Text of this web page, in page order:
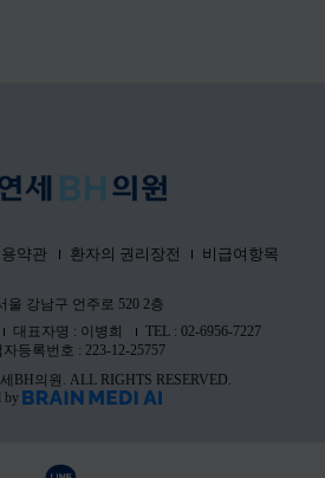
약관 환자의 권리장전 비급여항목
울 강남구 언주로 520 2층
대표자명 : 이병희
TEL : 02-6956-7227
자등록번호 : 223-12-25757
BH의원. ALL RIGHTS RESERVED.
by